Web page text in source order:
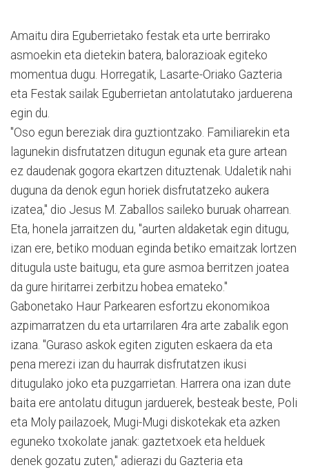
Amaitu dira Eguberrietako festak eta urte berrirako
asmoekin eta dietekin batera, balorazioak egiteko
momentua dugu. Horregatik, Lasarte-Oriako Gazteria
eta Festak sailak Eguberrietan antolatutako jarduerena
egin du.
"Oso egun bereziak dira guztiontzako. Familiarekin eta
lagunekin disfrutatzen ditugun egunak eta gure artean
ez daudenak gogora ekartzen dituztenak. Udaletik nahi
duguna da denok egun horiek disfrutatzeko aukera
izatea," dio Jesus M. Zaballos saileko buruak oharrean.
Eta, honela jarraitzen du, "aurten aldaketak egin ditugu,
izan ere, betiko moduan eginda betiko emaitzak lortzen
ditugula uste baitugu, eta gure asmoa berritzen joatea
da gure hiritarrei zerbitzu hobea emateko."
Gabonetako Haur Parkearen esfortzu ekonomikoa
azpimarratzen du eta urtarrilaren 4ra arte zabalik egon
izana. "Guraso askok egiten ziguten eskaera da eta
pena merezi izan du haurrak disfrutatzen ikusi
ditugulako joko eta puzgarrietan. Harrera ona izan dute
baita ere antolatu ditugun jarduerek, besteak beste, Poli
eta Moly pailazoek, Mugi-Mugi diskotekak eta azken
eguneko txokolate janak: gaztetxoek eta helduek
denek gozatu zuten," adierazi du Gazteria eta